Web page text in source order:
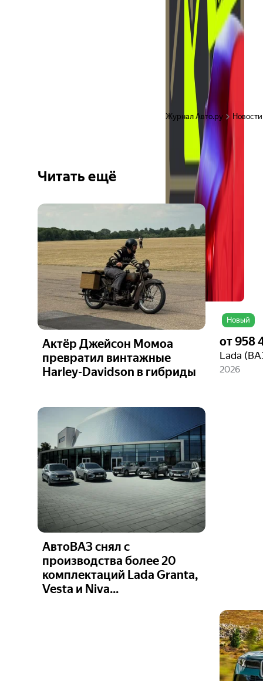
Журнал Авто.ру Новости
Читать ещё
Актёр Джейсон Момоа
превратил винтажные
Harley-Davidson в гибриды
Новый
Ещё 6
фото
от958
Lada
2026
АвтоВАЗ снял с
производства более 20
комплектаций Lada Granta,
Vesta и Niva...